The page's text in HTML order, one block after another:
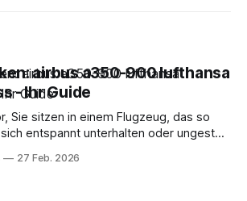
airbus a350-900 lufthansa
- Ihr Guide
Sie sitzen in einem Flugzeug, das so
entspannt unterhalten oder ungestört
Class im Airbus A350-900. Es ist eben
27 Feb. 2026